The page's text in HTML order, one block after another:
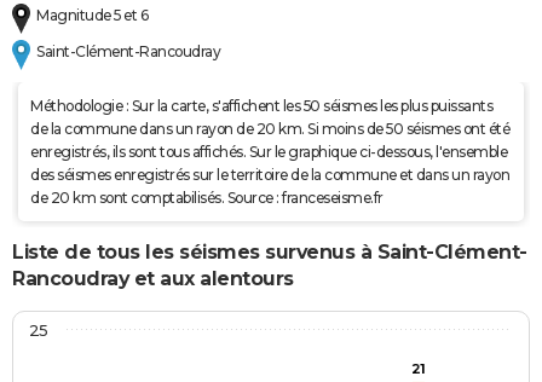
Magnitude 5 et 6
Saint-Clément-Rancoudray
Méthodologie : Sur la carte, s'affichent les 50 séismes les plus puissants
de la commune dans un rayon de 20 km. Si moins de 50 séismes ont été
enregistrés, ils sont tous affichés. Sur le graphique ci-dessous, l'ensemble
des séismes enregistrés sur le territoire de la commune et dans un rayon
de 20 km sont comptabilisés. Source : franceseisme.fr
Liste de tous les séismes survenus à Saint-Clément-
Rancoudray et aux alentours
21
25